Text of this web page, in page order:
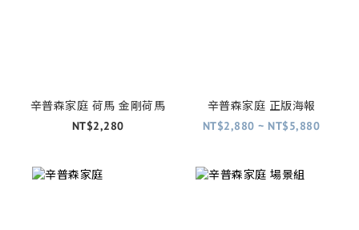
辛普森家庭 荷馬 金剛荷馬
NT$2,280
辛普森家庭 正版海報
NT$2,880 ~ NT$5,880